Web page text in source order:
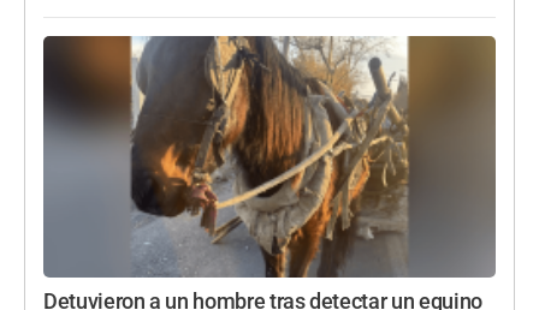
Detuvieron a un hombre tras detectar un equino